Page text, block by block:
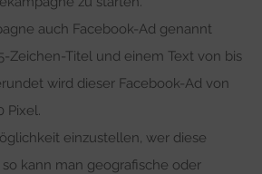
auch Facebook-Ad genannt
Zeichen-Titel und einem Text von bis
wird dieser Facebook-Ad von
Pixel.
einzustellen, wer diese
kann man geografische oder